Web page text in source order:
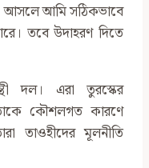
আসলে আমি সঠিকভাবে
তবে উদাহরণ দিতে
দল। এরা তুরস্কের
কৌশলগত কারণে
তাওহীদের মূলনীতি